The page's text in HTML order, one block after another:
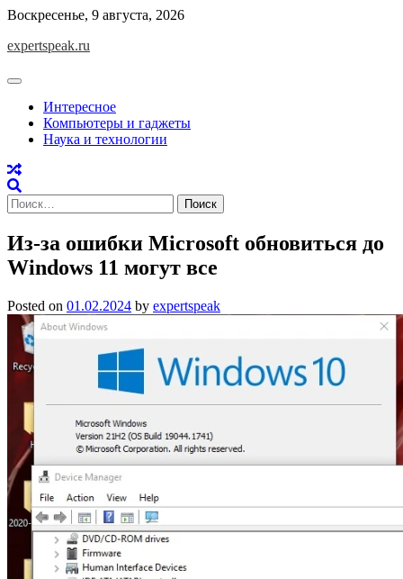
Skip
content
Воскресенье, 9 августа, 2026
expertspeak.ru
Интересное
Компьютеры и гаджеты
Наука и технологии
Найти:
Из-за ошибки Microsoft обновиться до
Windows 11 могут все
Posted on 01.02.2024 by expertspeak